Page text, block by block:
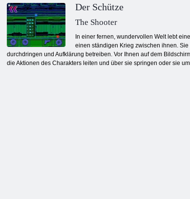
Zombie Mission 4
Der Schütze
The Shooter
In einer fernen, wundervollen Welt lebt
einen ständigen Krieg zwischen ihnen.
durchdringen und Aufklärung betreiben. Vor Ihnen auf dem
die Aktionen des Charakters leiten und über sie springen oder sie